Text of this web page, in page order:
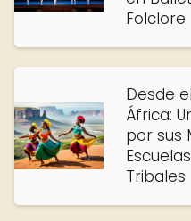
Folclore
Desde
África:
por sus
Tribales